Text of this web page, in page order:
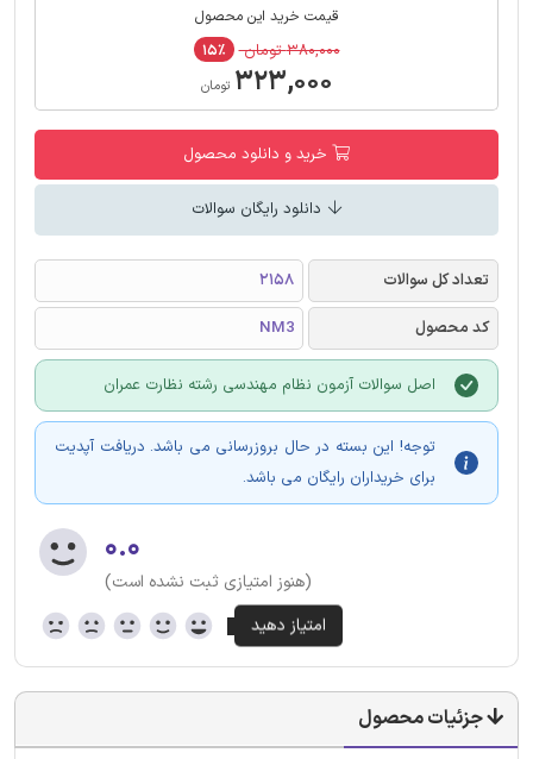
قیمت خرید این محصول
۳۸۰,۰۰۰ تومان ۱۵٪
۳۲۳,۰۰۰ تومان
خرید و دانلود محصول
دانلود رایگان سوالات
تعداد کل سوالات
2158
کد محصول
NM3
اصل سوالات آزمون نظام مهندسی رشته نظارت عمران
توجه! این بسته در حال بروزرسانی می باشد. دریافت آپدیت
برای خریداران رایگان می باشد.
۰.۰
(هنوز امتیازی ثبت نشده است)
جزئیات محصول